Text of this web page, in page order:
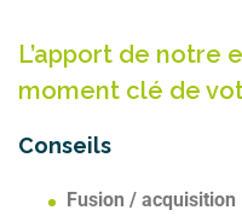
L’apport de notre
moment clé de
Conseils
Fusion / acquisition